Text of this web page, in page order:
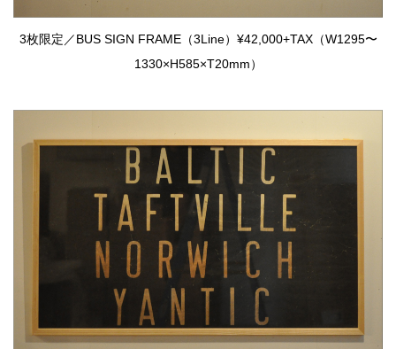
3枚限定／BUS SIGN FRAME（3Line）¥42,000+TAX（W1295〜
1330×H585×T20mm）